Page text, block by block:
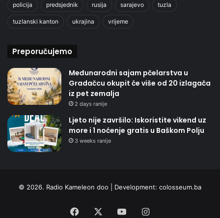
policija predsjednik rusija sarajevo tuzla
tuzlanski kanton ukrajina vrijeme
Preporučujemo
Međunarodni sajam pčelarstva u
Gradačcu okupit će više od 20 izlagača
iz pet zemalja
2 days ranije
Ljeto nije završilo: Iskoristite vikend uz
more i 1 noćenje gratis u Baškom Polju
3 weeks ranije
© 2026. Radio Kameleon doo | Development: colosseum.ba
Facebook YouTubeInstagram